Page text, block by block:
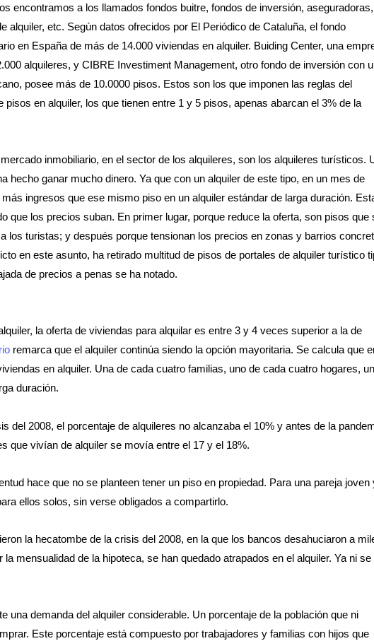
encontramos a los llamados fondos buitre, fondos de inversión, aseguradoras,
alquiler, etc. Según datos ofrecidos por El Periódico de Cataluña, el fondo
en España de más de 14.000 viviendas en alquiler. Buiding Center, una
alquileres, y CIBRE Investiment Management, otro fondo de inversión con
posee más de 10.0000 pisos. Estos son los que imponen las reglas del
en alquiler, los que tienen entre 1 y 5 pisos, apenas abarcan el 3% de la
inmobiliario, en el sector de los alquileres, son los alquileres turísticos.
hecho ganar mucho dinero. Ya que con un alquiler de este tipo, en un mes de
ingresos que ese mismo piso en un alquiler estándar de larga duración.
que los precios suban. En primer lugar, porque reduce la oferta, son pisos que
los turistas; y después porque tensionan los precios en zonas y barrios
en este asunto, ha retirado multitud de pisos de portales de alquiler turístico
de precios a penas se ha notado.
la oferta de viviendas para alquilar es entre 3 y 4 veces superior a la de
remarca que el alquiler continúa siendo la opción mayoritaria. Se calcula que
en alquiler. Una de cada cuatro familias, uno de cada cuatro hogares, un
duración.
del 2008, el porcentaje de alquileres no alcanzaba el 10% y antes de la
que vivían de alquiler se movía entre el 17 y el 18%.
hace que no se planteen tener un piso en propiedad. Para una pareja joven
ellos solos, sin verse obligados a compartirlo.
la hecatombe de la crisis del 2008, en la que los bancos desahuciaron a
mensualidad de la hipoteca, se han quedado atrapados en el alquiler. Ya ni se
una demanda del alquiler considerable. Un porcentaje de la población que ni
Este porcentaje está compuesto por trabajadores y familias con hijos que